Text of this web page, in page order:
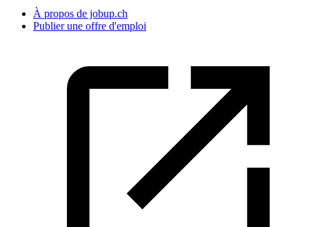
À propos de jobup.ch
Publier une offre d'emploi